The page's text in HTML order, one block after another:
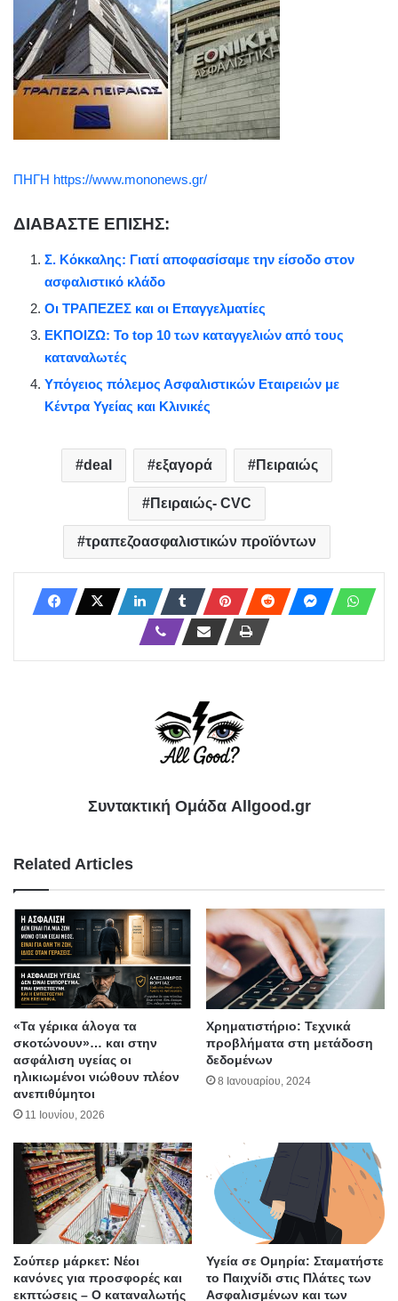
ΠΗΓΗ https://www.mononews.gr/
ΔΙΑΒΑΣΤΕ ΕΠΙΣΗΣ:
Σ. Κόκκαλης: Γιατί αποφασίσαμε την είσοδο στον
ασφαλιστικό κλάδο
Οι ΤΡΑΠΕΖΕΣ και οι Επαγγελματίες
ΕΚΠΟΙΖΩ: Το top 10 των καταγγελιών από τους
καταναλωτές
Υπόγειος πόλεμος Ασφαλιστικών Εταιρειών με
Κέντρα Υγείας και Κλινικές
deal εξαγορά Πειραιώς
Πειραιώς- CVC
τραπεζοασφαλιστικών προϊόντων
Συντακτική Ομάδα Allgood.gr
Related Articles
«Τα γέρικα άλογα τα
σκοτώνουν»… και στην
ασφάλιση υγείας οι
ηλικιωμένοι νιώθουν πλέον
ανεπιθύμητοι
11 Ιουνίου, 2026
Χρηματιστήριο: Τεχνικά
προβλήματα στη μετάδοση
δεδομένων
8 Ιανουαρίου, 2024
Σούπερ μάρκετ: Νέοι
κανόνες για προσφορές και
εκπτώσεις – Ο καταναλωτής
Υγεία σε Ομηρία: Σταματήστε
το Παιχνίδι στις Πλάτες των
Aσφαλισμένων και των